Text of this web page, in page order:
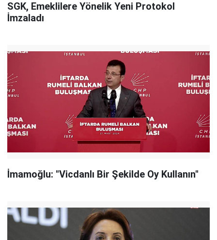
SGK, Emeklilere Yönelik Yeni Protokol
İmzaladı
İmamoğlu: "Vicdanlı Bir Şekilde Oy Kullanın"